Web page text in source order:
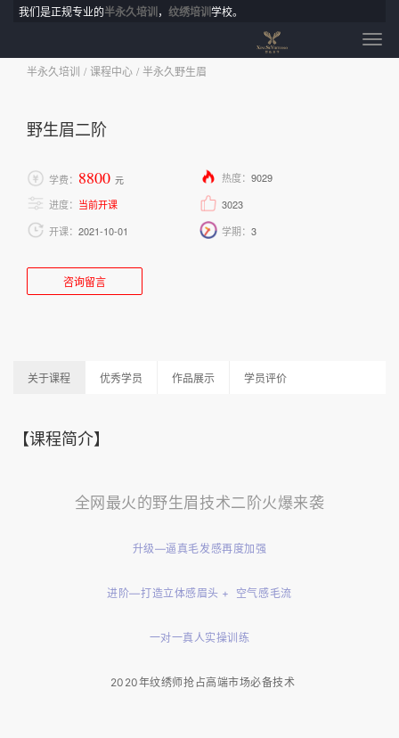
我们是正规专业的半永久培训， 纹绣培训学校。
半永久培训 课程中心 半永久野生眉
野生眉二阶
学费： 8800 元 热度： 9029
进度： 当前开课
3023
开课： 2021-10-01 学期： 3
咨询留言
关于课程 优秀学员 作品展示 学员评价
【课程简介】
全网最火的野生眉技术二阶火爆来袭
升级—逼真毛发感再度加强
进阶—打造立体感眉头 + 空气感毛流
一对一真人实操训练
2020年纹绣师抢占高端市场必备技术